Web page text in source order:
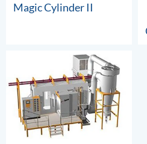
Magic Cylinder II